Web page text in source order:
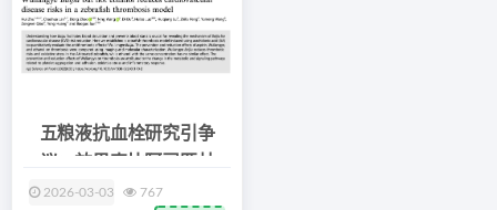
五粮液抗血栓研究引争
2026-03-03 767